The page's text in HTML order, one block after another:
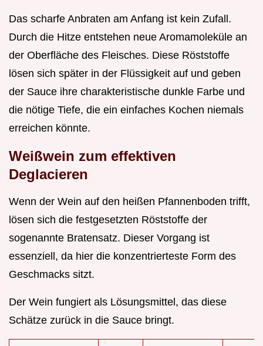
Das scharfe Anbraten am Anfang ist kein Zufall.
Durch die Hitze entstehen neue Aromamoleküle an
der Oberfläche des Fleisches. Diese Röststoffe
lösen sich später in der Flüssigkeit auf und geben
der Sauce ihre charakteristische dunkle Farbe und
die nötige Tiefe, die ein einfaches Kochen niemals
erreichen könnte.
Weißwein zum effektiven
Deglacieren
Wenn der Wein auf den heißen Pfannenboden trifft,
lösen sich die festgesetzten Röststoffe der
sogenannte Bratensatz. Dieser Vorgang ist
essenziell, da hier die konzentrierteste Form des
Geschmacks sitzt.
Der Wein fungiert als Lösungsmittel, das diese
Schätze zurück in die Sauce bringt.